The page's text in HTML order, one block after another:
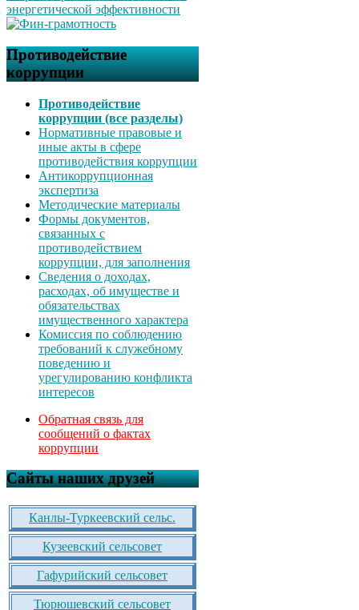
Противодействие
коррупции
Противодействие
коррупции (все разделы)
Нормативные правовые и
иные акты в сфере
противодействия коррупции
Антикоррупционная
экспертиза
Методические материалы
Формы документов,
связанных с
противодействием
коррупции, для заполнения
Сведения о доходах,
расходах, об имуществе и
обязательствах
имущественного характера
Комиссия по соблюдению
требований к служебному
поведению и
урегулированию конфликта
интересов
Обратная связь для
сообщений о фактах
коррупции
Сайты наших друзей
Канлы-Туркеевский сельс.
Кузеевский сельсовет
Гафурийский сельсовет
Тюрюшевский сельсовет